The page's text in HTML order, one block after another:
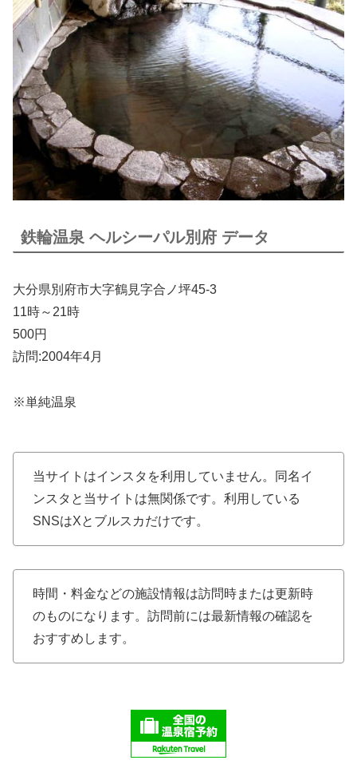
鉄輪温泉 ヘルシーパル別府 データ
大分県別府市大字鶴見字合ノ坪45-3
11時～21時
500円
訪問:2004年4月
※単純温泉
当サイトはインスタを利用していません。同名イ
ンスタと当サイトは無関係です。利用している
SNSはXとブルスカだけです。
時間・料金などの施設情報は訪問時または更新時
のものになります。訪問前には最新情報の確認を
おすすめします。